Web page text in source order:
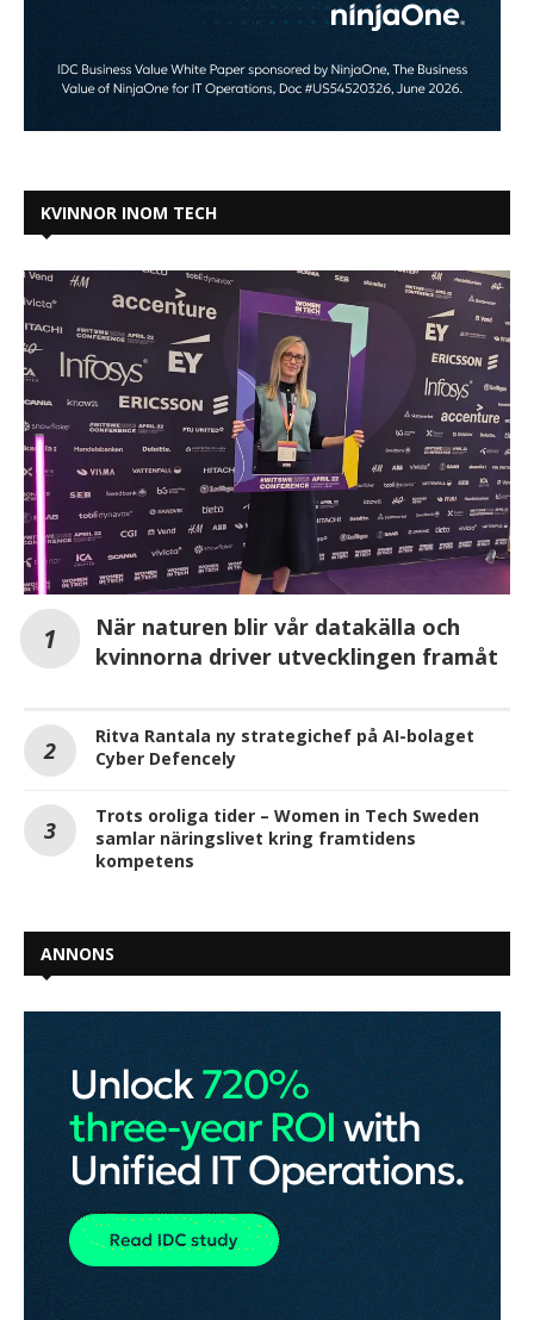
KVINNOR INOM TECH
När naturen blir vår datakälla och
kvinnorna driver utvecklingen framåt
Ritva Rantala ny strategichef på AI-bolaget
Cyber Defencely
Trots oroliga tider – Women in Tech Sweden
samlar näringslivet kring framtidens
kompetens
ANNONS